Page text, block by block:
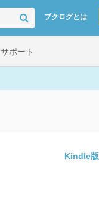
ブクログとは
サポート
Kindle版